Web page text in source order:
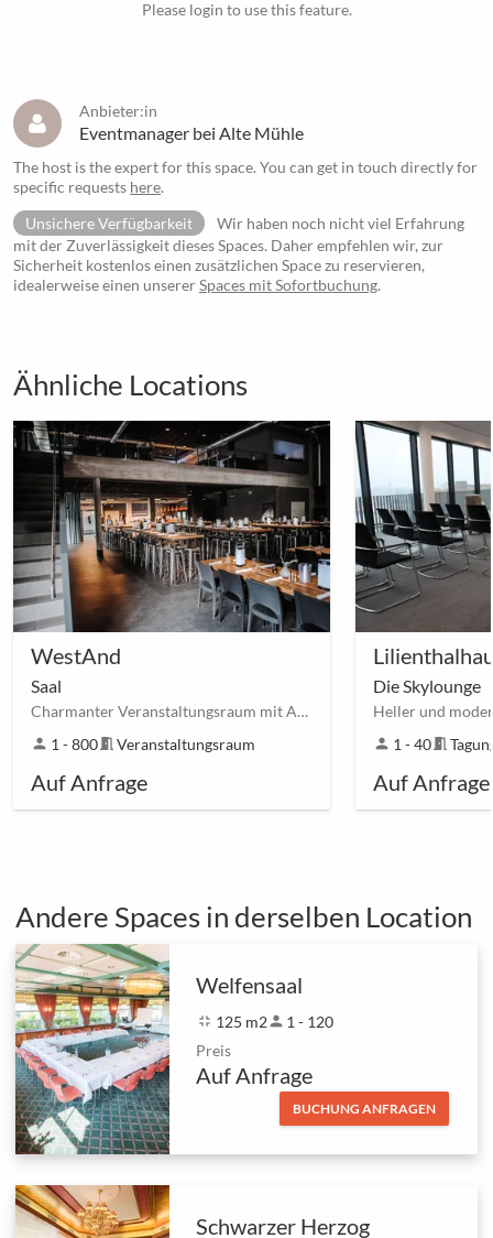
Please login to use this feature.
Anbieter:in
Eventmanager bei Alte Mühle
The host is the expert for this space. You can get in touch directly for
specific requests here.
Unsichere Verfügbarkeit
Wir haben noch nicht viel Erfahrung
mit der Zuverlässigkeit dieses Spaces. Daher empfehlen wir, zur
Sicherheit kostenlos einen zusätzlichen Space zu reservieren,
idealerweise einen unsererSpaces mit Sofortbuchung.
Ähnliche Locations
WestAnd
Saal
Charmanter Veranstaltungsraum mit Außenbereich zwischen Braunschweig Cyriaksring und Westbahnhof
person 1 - 800meeting_room Veranstaltungsraum
Auf Anfrage
Die Skylounge
person 1 - 40meeting_room
Auf Anfrage
Andere Spaces in derselben Location
Welfensaal
fullscreen_exit 125 m2person 1 - 120
Preis
Auf Anfrage
BUCHUNG ANFRAGEN
Schwarzer Herzog